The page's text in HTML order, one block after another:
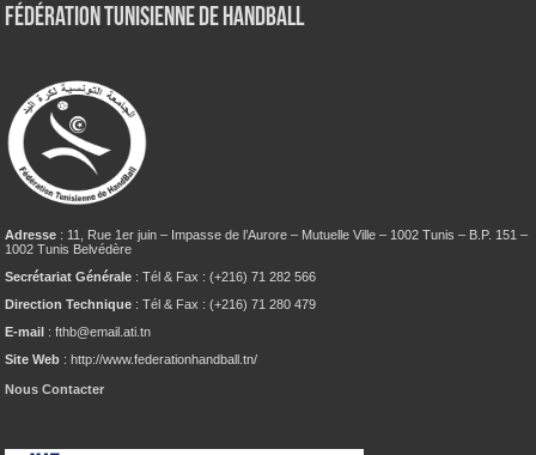
Fédération tunisienne de Handball
Adresse : 11, Rue 1er juin – Impasse de l’Aurore – Mutuelle Ville – 1002 Tunis – B.P. 151 –
1002 Tunis Belvédère
Secrétariat Générale : Tél & Fax : (+216) 71 282 566
Direction Technique : Tél & Fax : (+216) 71 280 479
E-mail : fthb@email.ati.tn
Site Web : http://www.federationhandball.tn/
Nous Contacter